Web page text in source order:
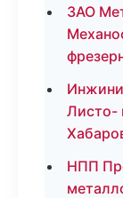
ЗАО
Листо-
НПП